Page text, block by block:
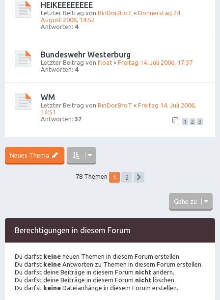
HEIKEEEEEEEE
Letzter Beitrag von RinDorBroT « Donnerstag 24.
August 2006, 14:52
Antworten: 4
Bundeswehr Westerburg
Letzter Beitrag von float « Freitag 14. Juli 2006, 17:37
Antworten: 4
WM
Letzter Beitrag von RinDorBroT « Freitag 14. Juli 2006,
14:51
Antworten: 37 1 2 3
Neues Thema
78 Themen 1
2
Gehe zu
Berechtigungen in diesem Forum
Du darfst keine neuen Themen in diesem Forum erstellen.
Du darfst keine Antworten zu Themen in diesem Forum erstellen.
Du darfst deine Beiträge in diesem Forum nicht ändern.
Du darfst deine Beiträge in diesem Forum nicht löschen.
Du darfst keine Dateianhänge in diesem Forum erstellen.